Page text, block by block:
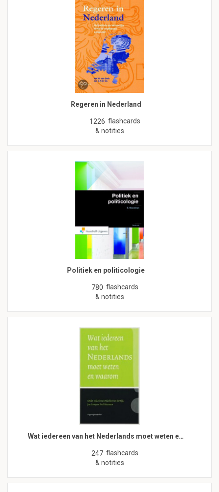
Regeren in Nederland
1226 flashcards
& notities
Politiek en politicologie
780 flashcards
& notities
Wat iedereen van het Nederlands moet weten e…
247 flashcards
& notities